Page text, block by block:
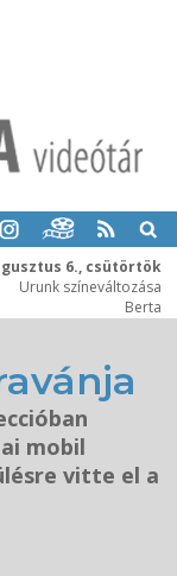
6., csütörtök
Urunk színeváltozása
Berta
mobil
vitte el a